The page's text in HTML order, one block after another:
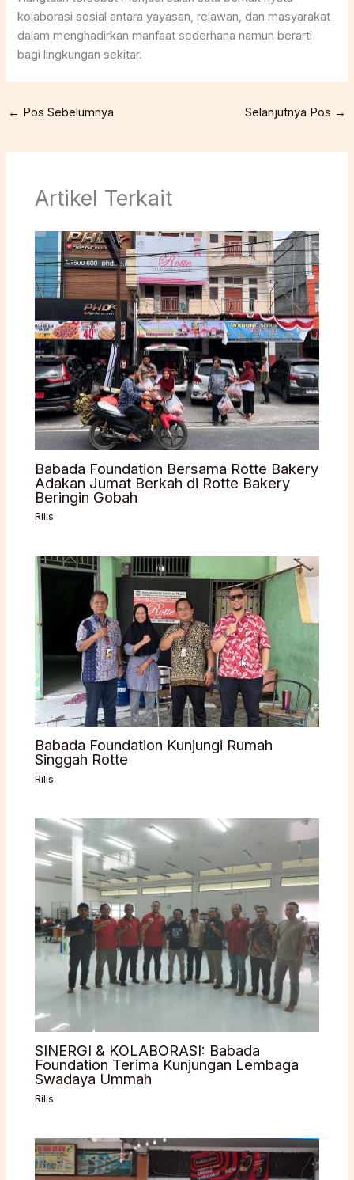
kolaborasi sosial antara yayasan, relawan, dan masyarakat
dalam menghadirkan manfaat sederhana namun berarti
bagi lingkungan sekitar.
← Pos Sebelumnya Selanjutnya Pos →
Artikel Terkait
Babada Foundation Bersama Rotte Bakery
Adakan Jumat Berkah di Rotte Bakery
Beringin Gobah
Rilis
Babada Foundation Kunjungi Rumah
Singgah Rotte
Rilis
SINERGI & KOLABORASI: Babada
Foundation Terima Kunjungan Lembaga
Swadaya Ummah
Rilis